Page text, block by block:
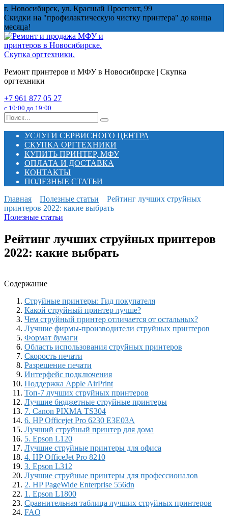
Перейти
к
содержанию
г. Новосибирск, ул. Красный Проспект, 99
Скидки на "профилактическую чистку принтера" до конца
месяца!
Ремонт принтеров и МФУ в Новосибирске | Скупка
оргтехники
+7 961 877 05 27
с 10:00 до 19:00
Search
for:
УСЛУГИ СЕРВИСНОГО ЦЕНТРА
СКУПКА ОРГТЕХНИКИ
КУПИТЬ ПРИНТЕР, МФУ
ОПЛАТА И ДОСТАВКА
КОНТАКТЫ
ПОЛЕЗНЫЕ СТАТЬИ
Главная
Полезные статьи
Рейтинг лучших струйных
принтеров 2022: какие выбрать
Полезные статьи
Рейтинг лучших струйных принтеров
2022: какие выбрать
Содержание
Струйные принтеры: Гид покупателя
Какой струйный принтер лучше?
Чем струйный принтер отличается от остальных?
Лучшие фирмы-производители струйных принтеров
Формат бумаги
Область использования струйных принтеров
Скорость печати
Разрешение печати
Интерфейс подключения
Поддержка Apple AirPrint
Топ-7 лучших струйных принтеров
Лучшие бюджетные струйные принтеры
7. Canon PIXMA TS304
6. HP Officejet Pro 6230 E3E03A
Лучший струйный принтер для дома
5. Epson L120
Лучшие струйные принтеры для офиса
4. HP OfficeJet Pro 8210
3. Epson L312
Лучшие струйные принтеры для профессионалов
2. HP PageWide Enterprise 556dn
1. Epson L1800
Сравнительная таблица лучших струйных принтеров
FAQ